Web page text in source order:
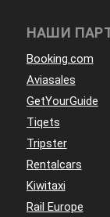
НАШИ
Booking.com
Aviasales
GetYourGuide
Tiqets
Tripster
Rentalcars
Kiwitaxi
Rail Europe